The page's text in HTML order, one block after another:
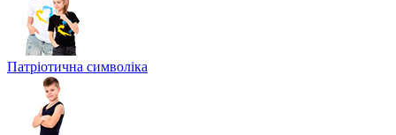
Патріотична символіка